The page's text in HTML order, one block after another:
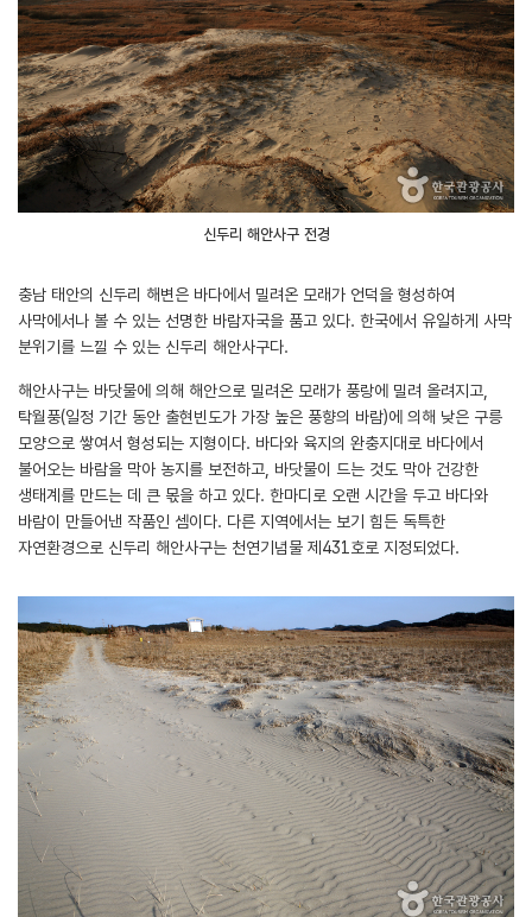
신두리 해안사구 전경
충남 태안의 신두리 해변은 바다에서 밀려온 모래가 언덕을 형성하여
사막에서나 볼 수 있는 선명한 바람자국을 품고 있다. 한국에서 유일하게 사막
분위기를 느낄 수 있는 신두리 해안사구다.
해안사구는 바닷물에 의해 해안으로 밀려온 모래가 풍랑에 밀려 올려지고,
탁월풍(일정 기간 동안 출현빈도가 가장 높은 풍향의 바람)에 의해 낮은 구릉
모양으로 쌓여서 형성되는 지형이다. 바다와 육지의 완충지대로 바다에서
불어오는 바람을 막아 농지를 보전하고, 바닷물이 드는 것도 막아 건강한
생태계를 만드는 데 큰 몫을 하고 있다. 한마디로 오랜 시간을 두고 바다와
바람이 만들어낸 작품인 셈이다. 다른 지역에서는 보기 힘든 독특한
자연환경으로 신두리 해안사구는 천연기념물 제431호로 지정되었다.